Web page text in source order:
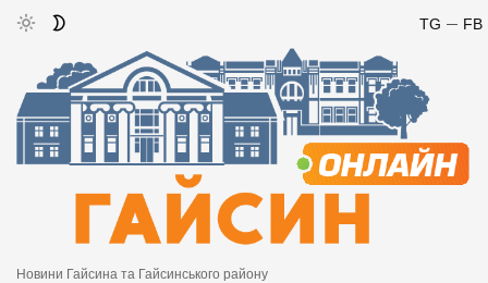
FB
TG
Новини Гайсина та Гайсинського району